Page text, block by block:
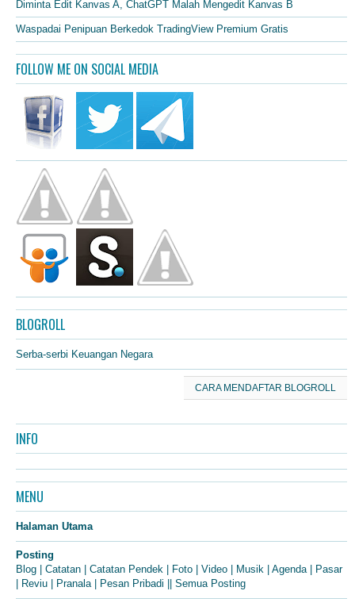
Diminta Edit Kanvas A, ChatGPT Malah Mengedit Kanvas B
Waspadai Penipuan Berkedok TradingView Premium Gratis
FOLLOW ME ON SOCIAL MEDIA
BLOGROLL
Serba-serbi Keuangan Negara
CARA MENDAFTAR BLOGROLL
INFO
MENU
Halaman Utama
Posting
Blog
Catatan Catatan Pendek Foto Video Musik Agenda|
Pasar
Reviu Pranala| Pesan Pribadi Semua Posting